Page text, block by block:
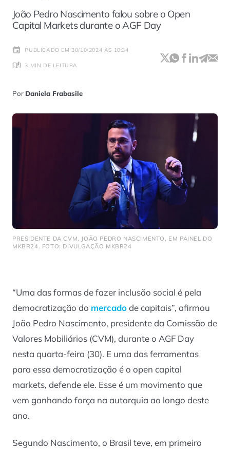
João Pedro Nascimento falou sobre o Open
Capital Markets durante o AGF Day
PUBLICADO EM 30/10/2024 ÀS 10:34
3 MIN DE LEITURA
Por Daniela Frabasile
PRESIDENTE DA CVM, JOÃO PEDRO NASCIMENTO, EM PAINEL DO
MKBR24. FOTO: DIVULGAÇÃO MKBR24
“Uma das formas de fazer inclusão social é pela
democratização do mercadode capitais”, afirmou
João Pedro Nascimento, presidente da Comissão de
Valores Mobiliários (CVM), durante o AGF Day
nesta quarta-feira (30). E uma das ferramentas
para essa democratização é o open capital
markets, defende ele. Esse é um movimento que
vem ganhando força na autarquia ao longo deste
ano.
Segundo Nascimento, o Brasil teve, em primeiro